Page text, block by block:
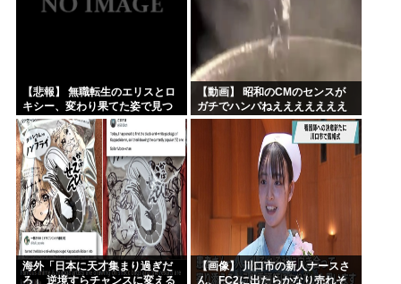
【悲報】 無職転生のエリスとロ
キシー、変わり果てた姿で見つ
かるｗｗｗｗｗ
【動画】 昭和のCMのセンスが
ガチでハンパねえええええええ
ええええ
海外「日本に天才集まり過ぎだ
ろ」 逆境すらチャンスに変える
【画像】 川口市の新人ナースさ
ん、FC2に出たらかなり売れそ